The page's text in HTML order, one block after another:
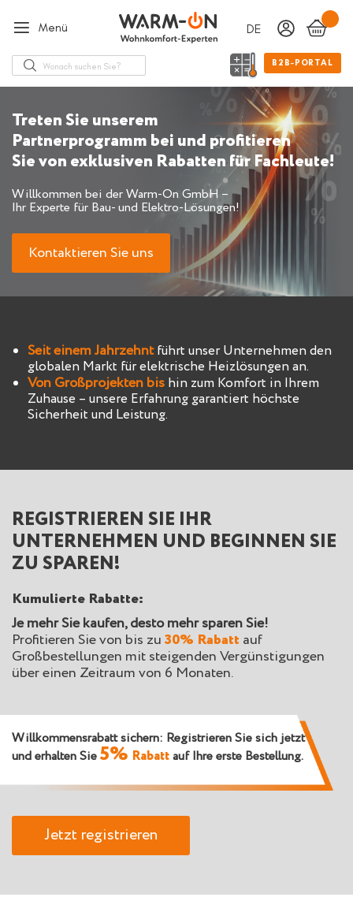
Menü
Suche
Sprache
DEUTSCH
B2B-PORTAL
Treten Sie unserem
Partnerprogramm bei und profitieren
Sie von exklusiven Rabatten für Fachleute!
Willkommen bei der Warm-On GmbH –
Ihr Experte für Bau- und Elektro-Lösungen!
Kontaktieren Sie uns
Seit einem Jahrzehntführt unser Unternehmen den
globalen Markt für elektrische Heizlösungen an.
Von Großprojekten bis hin zum Komfort in Ihrem
Zuhause – unsere Erfahrung garantiert höchste
Sicherheit und Leistung.
REGISTRIEREN SIE IHR
UNTERNEHMEN UND BEGINNEN SIE
ZU SPAREN!
Kumulierte Rabatte:
Je mehr Sie kaufen, desto mehr sparen Sie!
Profitieren Sie von bis zu30% Rabatt auf
Großbestellungen mit steigenden Vergünstigungen
über einen Zeitraum von 6 Monaten.
Willkommensrabatt sichern: Registrieren Sie sich jetzt
und erhalten Sie5% Rabattauf Ihre erste Bestellung.
Jetzt registrieren